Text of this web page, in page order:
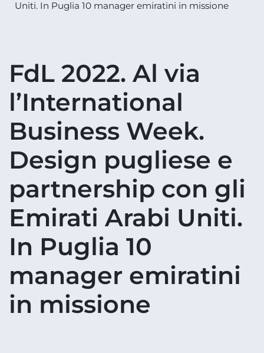
Uniti. In Puglia 10 manager emiratini in missione
FdL 2022. Al via
l’International
Business Week.
Design pugliese e
partnership con gli
Emirati Arabi Uniti.
In Puglia 10
manager emiratini
in missione